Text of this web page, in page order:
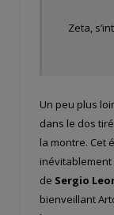
Zeta,
Un peu plus
dans le dos
la montre. Cet
inévitablement
de Sergio
bienveillant